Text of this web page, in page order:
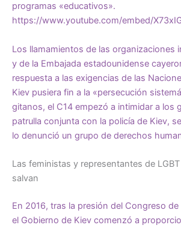
programas «educativos».
https://www.youtube.com/embed/
Los llamamientos de las organizaciones
y de la Embajada estadounidense
respuesta a las exigencias de las
Kiev pusiera fin a la «persecución
gitanos, el C14 empezó a intimidar a los
patrulla conjunta con la policía de Kiev,
lo denunció un grupo de derechos
Las feministas y representantes de
salvan
En 2016, tras la presión del Congreso
el Gobierno de Kiev comenzó a